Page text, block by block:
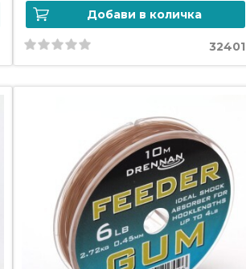
Добави в количка
32401